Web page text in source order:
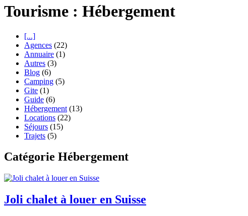
Tourisme : Hébergement
[...]
Agences (22)
Annuaire (1)
Autres (3)
Blog (6)
Camping (5)
Gite (1)
Guide (6)
Hébergement (13)
Locations (22)
Séjours (15)
Trajets (5)
Catégorie Hébergement
Joli chalet à louer en Suisse